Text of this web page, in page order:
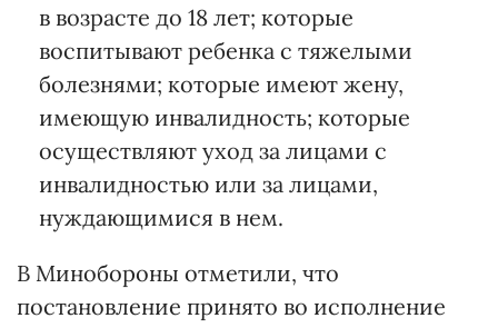
в возрасте до 18 лет; которые
воспитывают ребенка с тяжелыми
болезнями; которые имеют жену,
имеющую инвалидность; которые
осуществляют уход за лицами с
инвалидностью или за лицами,
нуждающимися в нем.
В Минобороны отметили, что
постановление принято во исполнение